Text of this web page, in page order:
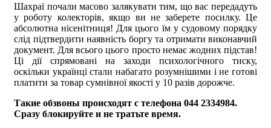
Шахраї почали масово залякувати тим, що вас передадуть
у роботу колекторів, якщо ви не заберете посилку. Це
абсолютна нісенітниця! Для цього їм у судовому порядку
слід підтвердити наявність боргу та отримати виконавчий
документ. Для всього цього просто немає жодних підстав!
Ці дії спрямовані на заходи психологічного тиску,
оскільки українці стали набагато розумнішими і не готові
платити за товар сумнівної якості у 10 разів дорожче.
Такие обзвоны происходят с телефона 044 2334984.
Сразу блокируйте и не тратьте время.